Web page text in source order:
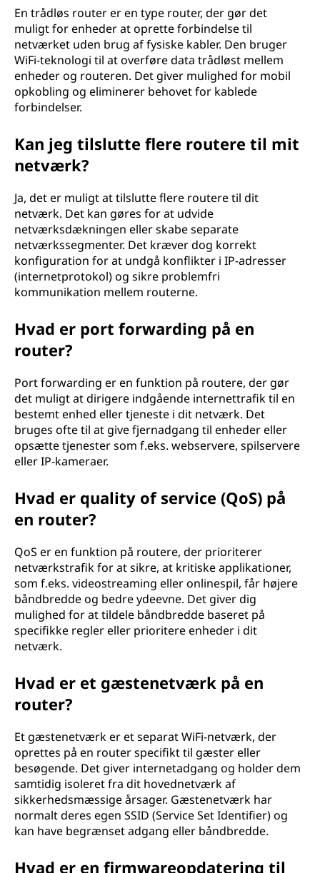
En trådløs router er en type router, der gør det
muligt for enheder at oprette forbindelse til
netværket uden brug af fysiske kabler. Den bruger
WiFi-teknologi til at overføre data trådløst mellem
enheder og routeren. Det giver mulighed for mobil
opkobling og eliminerer behovet for kablede
forbindelser.
Kan jeg tilslutte flere routere til mit
netværk?
Ja, det er muligt at tilslutte flere routere til dit
netværk. Det kan gøres for at udvide
netværksdækningen eller skabe separate
netværkssegmenter. Det kræver dog korrekt
konfiguration for at undgå konflikter i IP-adresser
(internetprotokol) og sikre problemfri
kommunikation mellem routerne.
Hvad er port forwarding på en
router?
Port forwarding er en funktion på routere, der gør
det muligt at dirigere indgående internettrafik til en
bestemt enhed eller tjeneste i dit netværk. Det
bruges ofte til at give fjernadgang til enheder eller
opsætte tjenester som f.eks. webservere, spilservere
eller IP-kameraer.
Hvad er quality of service (QoS) på
en router?
QoS er en funktion på routere, der prioriterer
netværkstrafik for at sikre, at kritiske applikationer,
som f.eks. videostreaming eller onlinespil, får højere
båndbredde og bedre ydeevne. Det giver dig
mulighed for at tildele båndbredde baseret på
specifikke regler eller prioritere enheder i dit
netværk.
Hvad er et gæstenetværk på en
router?
Et gæstenetværk er et separat WiFi-netværk, der
oprettes på en router specifikt til gæster eller
besøgende. Det giver internetadgang og holder dem
samtidig isoleret fra dit hovednetværk af
sikkerhedsmæssige årsager. Gæstenetværk har
normalt deres egen SSID (Service Set Identifier) og
kan have begrænset adgang eller båndbredde.
Hvad er en firmwareopdatering til